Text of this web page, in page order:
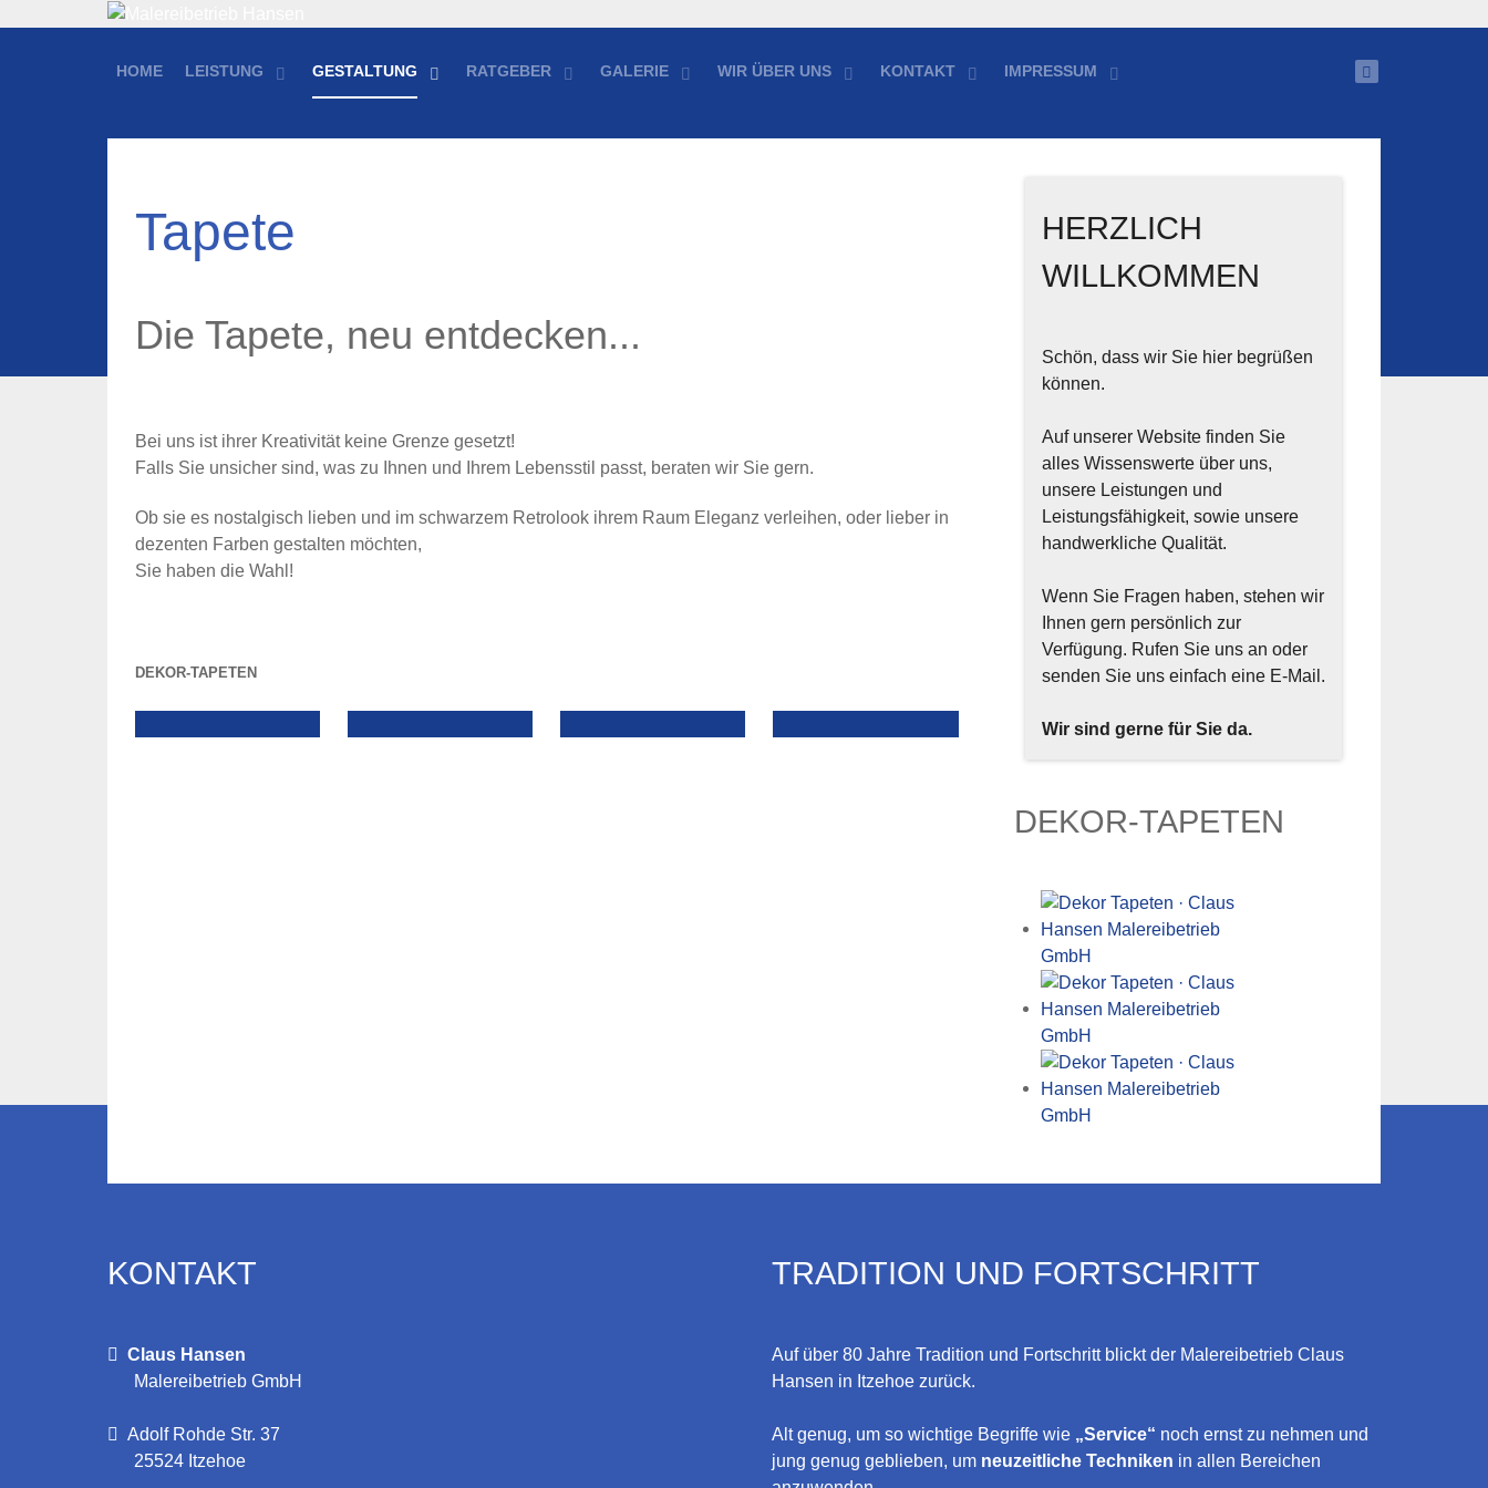
HOME LEISTUNG GESTALTUNG RATGEBER GALERIE WIR ÜBER UNS KONTAKT IMPRESSUM
Tapete
Die Tapete, neu entdecken...
Bei uns ist ihrer Kreativität keine Grenze gesetzt!
Falls Sie unsicher sind, was zu Ihnen und Ihrem Lebensstil passt, beraten wir Sie gern.
Ob sie es nostalgisch lieben und im schwarzem Retrolook ihrem Raum Eleganz verleihen, oder lieber in
dezenten Farben gestalten möchten,
Sie haben die Wahl!
DEKOR-TAPETEN
HERZLICH
WILLKOMMEN
Schön, dass wir Sie hier begrüßen
können.
Auf unserer Website finden Sie
alles Wissenswerte über uns,
unsere Leistungen und
Leistungsfähigkeit, sowie unsere
handwerkliche Qualität.
Wenn Sie Fragen haben, stehen wir
Ihnen gern persönlich zur
Verfügung. Rufen Sie uns an oder
senden Sie uns einfach eine E-Mail.
Wir sind gerne für Sie da.
DEKOR-TAPETEN
KONTAKT
Claus Hansen
Malereibetrieb GmbH
Adolf Rohde Str. 37
25524 Itzehoe
TRADITION UND FORTSCHRITT
Auf über 80 Jahre Tradition und Fortschritt blickt der Malereibetrieb Claus
Hansen in Itzehoe zurück.
Alt genug, um so wichtige Begriffe wie „Service“ noch ernst zu nehmen und
jung genug geblieben, um neuzeitliche Techniken in allen Bereichen